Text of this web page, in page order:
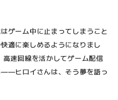
ゲーム中に止まってしまうこと
適に楽しめるようになりまし
速回線を活かしてゲーム配信
ヒロイさんは、そう夢を語っ